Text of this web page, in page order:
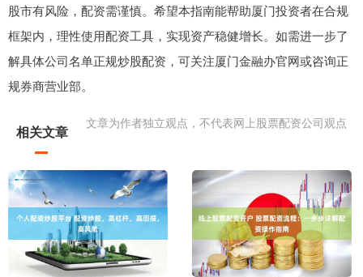
股市有风险，配资需谨慎。希望本指南能帮助厦门投资者在合规
框架内，理性使用配资工具，实现资产稳健增长。如需进一步了
解具体公司名单正规炒股配资，可关注厦门金融办官网或咨询正
规券商营业部。
文章为作者独立观点，不代表网上股票配资公司观点
相关文章